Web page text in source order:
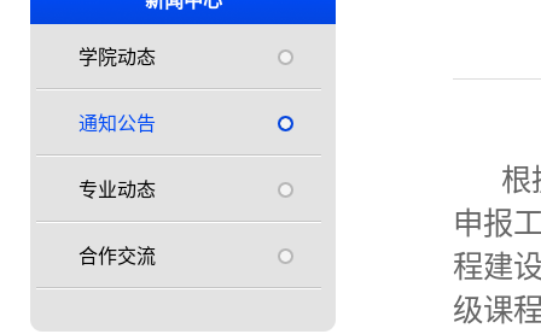
学院动态
通知公告
专业动态
合作交流
根
申报
程建
级课